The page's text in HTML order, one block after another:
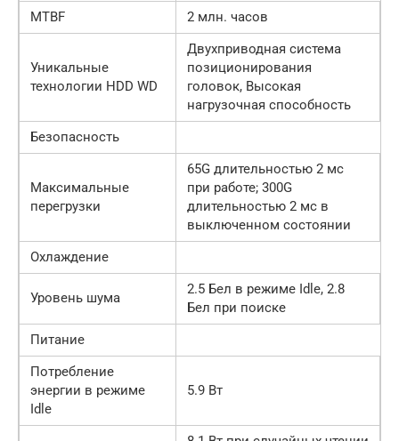
MTBF
2 млн. часов
Уникальные
технологии HDD WD
Двухприводная система
позиционирования
головок, Высокая
нагрузочная способность
Безопасность
Максимальные
перегрузки
65G длительностью 2 мс
при работе; 300G
длительностью 2 мс в
выключенном состоянии
Охлаждение
Уровень шума
2.5 Бел в режиме Idle, 2.8
Бел при поиске
Питание
Потребление
энергии в режиме
Idle
5.9 Вт